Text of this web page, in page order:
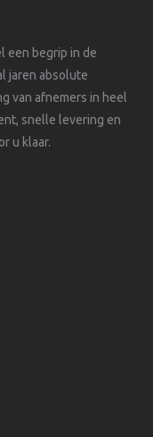
een begrip in de
jaren absolute
van afnemers in heel
snelle levering en
u klaar.